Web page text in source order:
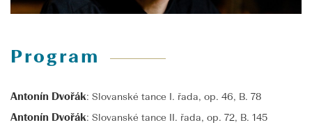
Program
Antonín Dvořák: Slovanské tance I. řada, op. 46, B. 78
Antonín Dvořák: Slovanské tance II. řada, op. 72, B. 145